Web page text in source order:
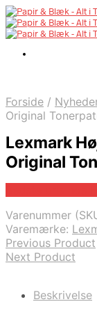
Forside /
Original
Lexmark
Original
Varenummer
Varemærke:
Previous Product
Next Product
Beskrivelse